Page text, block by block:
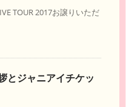
TOUR 2017お譲りいただ
とジャニアイチケッ